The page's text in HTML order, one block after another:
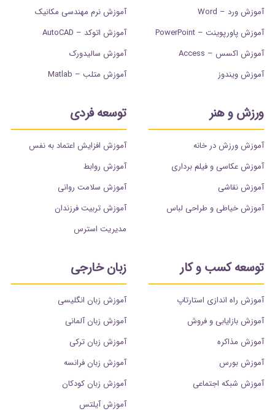
آموزش ورد – Word
آموزش پاورپوینت – PowerPoint
آموزش اکسس – Access
آموزش ویندوز
آموزش نرم مهندسی مکانیک
آموزش اتوکد – AutoCAD
آموزش سالیدورک
آموزش متلب – Matlab
ورزش و هنر
آموزش ورزش در خانه
آموزش عکاسی و فیلم برداری
آموزش نقاشی
آموزش خیاطی و طراحی لباس
توسعه فردی
آموزش افزایش اعتماد به نفس
آموزش روابط
آموزش سلامت روانی
آموزش تربیت فرزندان
مدیریت استرس
توسعه کسب و کار
آموزش راه اندازی استارتاپ
آموزش بازایابی و فروش
آموزش مذاکره
آموزش بورس
آموزش شبکه اجتماعی
زبان خارجی
آموزش زبان انگلیسی
آموزش زبان آلمانی
آموزش زبان ترکی
آموزش زبان فرانسه
آموزش زبان کودکان
آموزش آیلتس